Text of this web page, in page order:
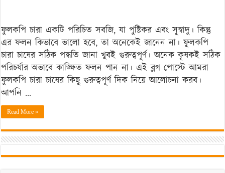
ফুলকপি চারা একটি পরিচিত সবজি, যা পুষ্টিকর এবং সুস্বাদু। কিন্তু
এর ফলন কিভাবে ভালো হবে, তা অনেকেই জানেন না। ফুলকপি
চারা চাষের সঠিক পদ্ধতি জানা খুবই গুরুত্বপূর্ণ। অনেক কৃষকই সঠিক
পরিচর্যার অভাবে কাঙ্ক্ষিত ফলন পান না। এই ব্লগ পোস্টে আমরা
ফুলকপি চারা চাষের কিছু গুরুত্বপূর্ণ দিক নিয়ে আলোচনা করব।
আপনি …
Read More »